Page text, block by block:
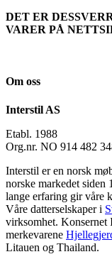
DET ER
VARER PÅ
Om oss
Interstil AS
Etabl. 1988
Org.nr. NO 914 482
Interstil er en norsk
norske markedet siden
lange erfaring gir våre
Våre datterselskaper i
virksomhet. Konsernet
merkevarene
Litauen og Thailand.